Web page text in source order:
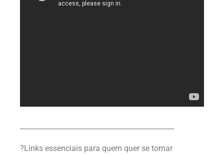
?Links essenciais para quem quer se tornar